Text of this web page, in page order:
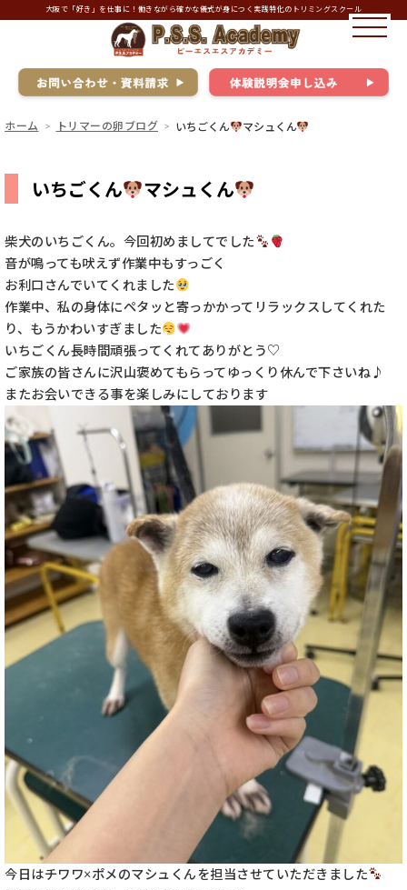
大阪で「好き」を仕事に！働きながら確かな儀式が身につく実践特化のトリミングスクール
ホーム トリマーの卵ブログ いちごくん マシュくん
いちごくん マシュくん
柴犬のいちごくん。今回初めましてでした
音が鳴っても吠えず作業中もすっごく
お利口さんでいてくれました
作業中、私の身体にペタッと寄っかかってリラックスしてくれた
り、もうかわいすぎました
いちごくん長時間頑張ってくれてありがとう♡
ご家族の皆さんに沢山褒めてもらってゆっくり休んで下さいね♪
またお会いできる事を楽しみにしております
今日はチワワ×ポメのマシュくんを担当させていただきました